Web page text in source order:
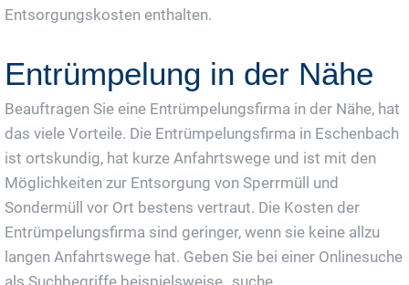
Entsorgungskosten enthalten.
Entrümpelung in der Nähe
Beauftragen Sie eine Entrümpelungsfirma in der Nähe, hat
das viele Vorteile. Die Entrümpelungsfirma in Eschenbach
ist ortskundig, hat kurze Anfahrtswege und ist mit den
Möglichkeiten zur Entsorgung von Sperrmüll und
Sondermüll vor Ort bestens vertraut. Die Kosten der
Entrümpelungsfirma sind geringer, wenn sie keine allzu
langen Anfahrtswege hat. Geben Sie bei einer Onlinesuche
als Suchbegriffe beispielsweise „suche